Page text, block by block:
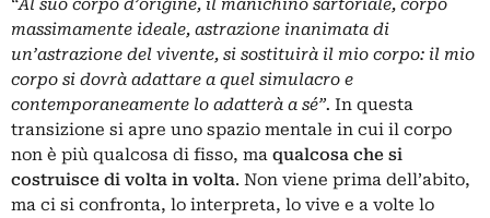
“Al suo corpo d’origine, il manichino sartoriale, corpo
massimamente ideale, astrazione inanimata di
un’astrazione del vivente, si sostituirà il mio corpo: il mio
corpo si dovrà adattare a quel simulacro e
contemporaneamente lo adatterà a sé”. In questa
transizione si apre uno spazio mentale in cui il corpo
non è più qualcosa di fisso, ma qualcosa che si
costruisce di volta in volta. Non viene prima dell’abito,
ma ci si confronta, lo interpreta, lo vive e a volte lo